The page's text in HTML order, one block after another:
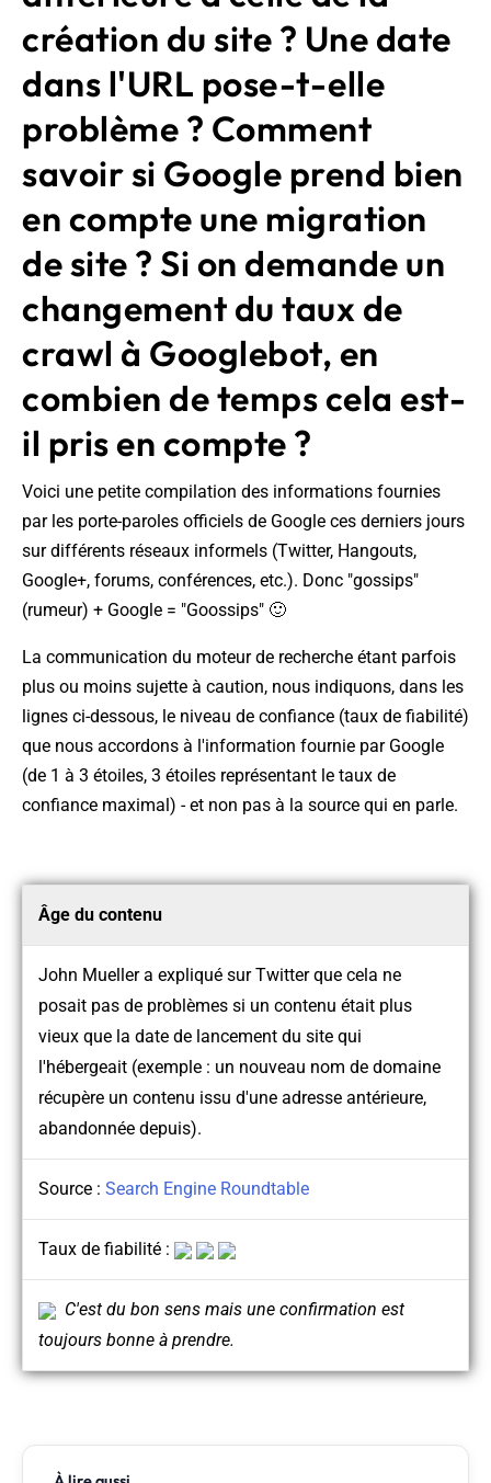
création du site ? Une date
dans l'URL pose-t-elle
problème ? Comment
savoir si Google prend bien
en compte une migration
de site ? Si on demande un
changement du taux de
crawl à Googlebot, en
combien de temps cela est-
il pris en compte ?
Voici une petite compilation des informations fournies
par les porte-paroles officiels de Google ces derniers jours
sur différents réseaux informels (Twitter, Hangouts,
Google+, forums, conférences, etc.). Donc "gossips"
(rumeur) + Google = "Goossips" 🙂
La communication du moteur de recherche étant parfois
plus ou moins sujette à caution, nous indiquons, dans les
lignes ci-dessous, le niveau de confiance (taux de fiabilité)
que nous accordons à l'information fournie par Google
(de 1 à 3 étoiles, 3 étoiles représentant le taux de
confiance maximal) - et non pas à la source qui en parle.
Âge du contenu
John Mueller a expliqué sur Twitter que cela ne
posait pas de problèmes si un contenu était plus
vieux que la date de lancement du site qui
l'hébergeait (exemple : un nouveau nom de domaine
récupère un contenu issu d'une adresse antérieure,
abandonnée depuis).
Source : Search Engine Roundtable
Taux de fiabilité :
C'est du bon sens mais une confirmation est
toujours bonne à prendre.